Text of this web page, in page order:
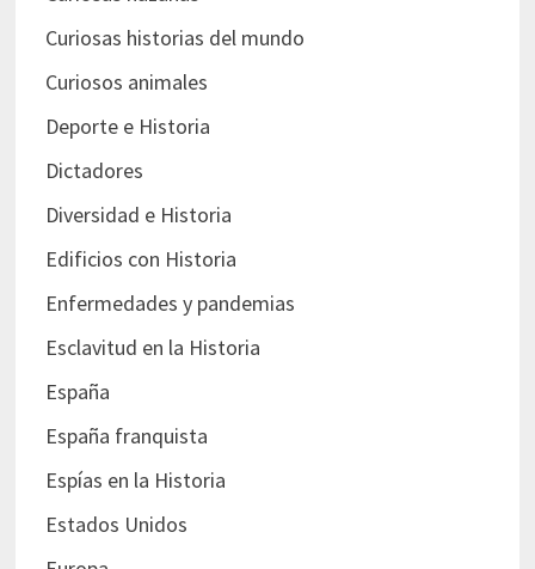
Curiosas historias del mundo
Curiosos animales
Deporte e Historia
Dictadores
Diversidad e Historia
Edificios con Historia
Enfermedades y pandemias
Esclavitud en la Historia
España
España franquista
Espías en la Historia
Estados Unidos